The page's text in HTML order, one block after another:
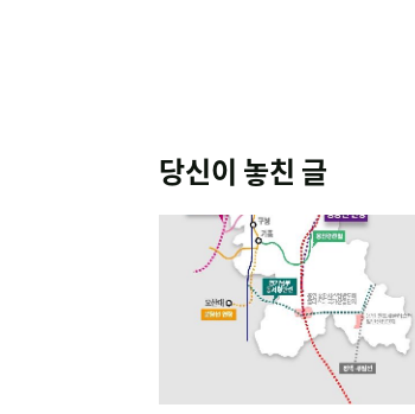
당신이 놓친 글